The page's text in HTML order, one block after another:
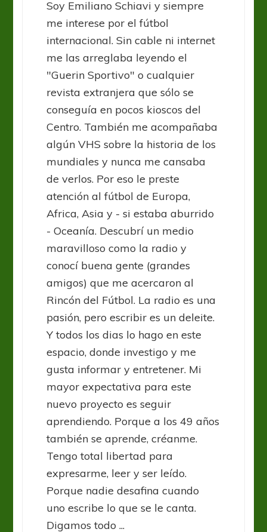
Soy Emiliano Schiavi y siempre
me interese por el fútbol
internacional. Sin cable ni internet
me las arreglaba leyendo el
"Guerin Sportivo" o cualquier
revista extranjera que sólo se
conseguía en pocos kioscos del
Centro. También me acompañaba
algún VHS sobre la historia de los
mundiales y nunca me cansaba
de verlos. Por eso le preste
atención al fútbol de Europa,
Africa, Asia y - si estaba aburrido
- Oceanía. Descubrí un medio
maravilloso como la radio y
conocí buena gente (grandes
amigos) que me acercaron al
Rincón del Fútbol. La radio es una
pasión, pero escribir es un deleite.
Y todos los dias lo hago en este
espacio, donde investigo y me
gusta informar y entretener. Mi
mayor expectativa para este
nuevo proyecto es seguir
aprendiendo. Porque a los 49 años
también se aprende, créanme.
Tengo total libertad para
expresarme, leer y ser leído.
Porque nadie desafina cuando
uno escribe lo que se le canta.
Digamos todo ...